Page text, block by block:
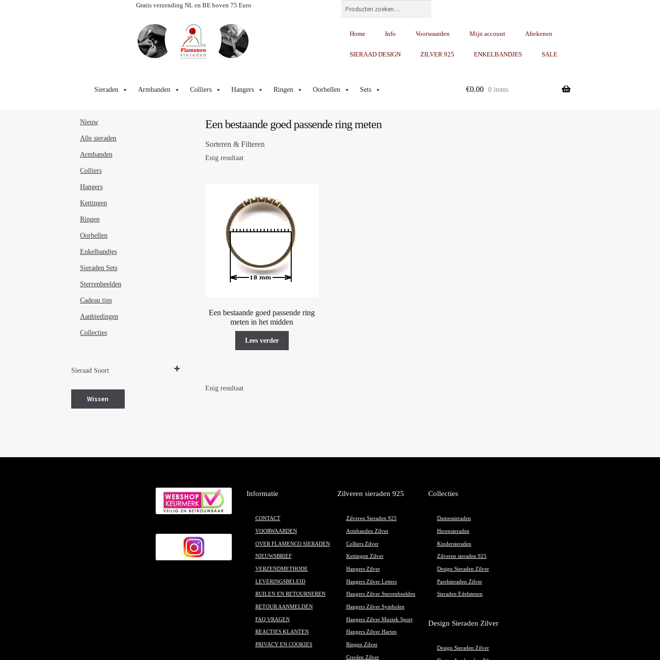
Gratis verzending NL en BE boven 75 Euro Zoeken
Home Info Voorwaarden Mijn account Afrekenen
SIERAAD DESIGN ZILVER 925 ENKELBANDJES SALE
door
naar
Sieraden Armbanden Colliers Hangers Ringen Oorbellen Sets €0.00 0 items
Een bestaande goed passende ring meten
Sorteren & Filteren
Enig resultaat
Een bestaande goed passende ring
meten in het midden
Lees verder
Enig resultaat
Nieuw
Alle sieraden
Armbanden
Colliers
Hangers
Kettingen
Ringen
Oorbellen
Enkelbandjes
Sieraden Sets
Sterrenbeelden
Cadeau tips
Aanbiedingen
Collecties
Sieraad Soort
Wissen
Informatie
CONTACT
VOORWAARDEN
OVER FLAMENCO SIERADEN
NIEUWSBRIEF
VERZENDMETHODE
LEVERINGSBELEID
RUILEN EN RETOURNEREN
RETOUR AANMELDEN
FAQ VRAGEN
REACTIES KLANTEN
PRIVACY EN COOKIES
Zilveren sieraden 925
Zilveren Sieraden 925
Armbanden Zilver
Colliers Zilver
Kettingen Zilver
Hangers Zilver
Hangers Zilver Letters
Hangers Zilver Sterrenbeelden
Hangers Zilver Symbolen
Hangers Zilver Muziek Sport
Hangers Zilver Harten
Ringen Zilver
Creolen Zilver
Collecties
Damessieraden
Herensieraden
Kindersieraden
Zilveren sieraden 925
Design Sieraden Zilver
Parelsieraden Zilver
Sieraden Edelstenen
Design Sieraden Zilver
Design Sieraden Zilver